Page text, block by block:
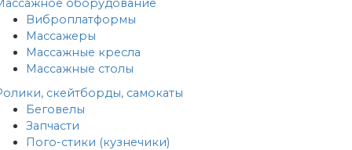
оборудование
Виброплатформы
Массажеры
Массажные кресла
Массажные столы
скейтборды, самокаты
Беговелы
Запчасти
Пого-стики (кузнечики)